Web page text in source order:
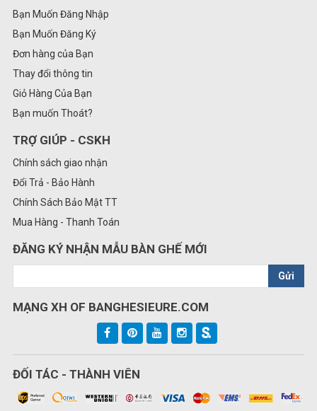
Bạn Muốn Đăng Nhập
Bạn Muốn Đăng Ký
Đơn hàng của Bạn
Thay đổi thông tin
Giỏ Hàng Của Bạn
Bạn muốn Thoát?
TRỢ GIÚP - CSKH
Chính sách giao nhận
Đổi Trả - Bảo Hành
Chính Sách Bảo Mật TT
Mua Hàng - Thanh Toán
ĐĂNG KÝ NHẬN MẪU BÀN GHẾ MỚI
Gửi
MẠNG XH OF BANGHESIEURE.COM
ĐỐI TÁC - THÀNH VIÊN